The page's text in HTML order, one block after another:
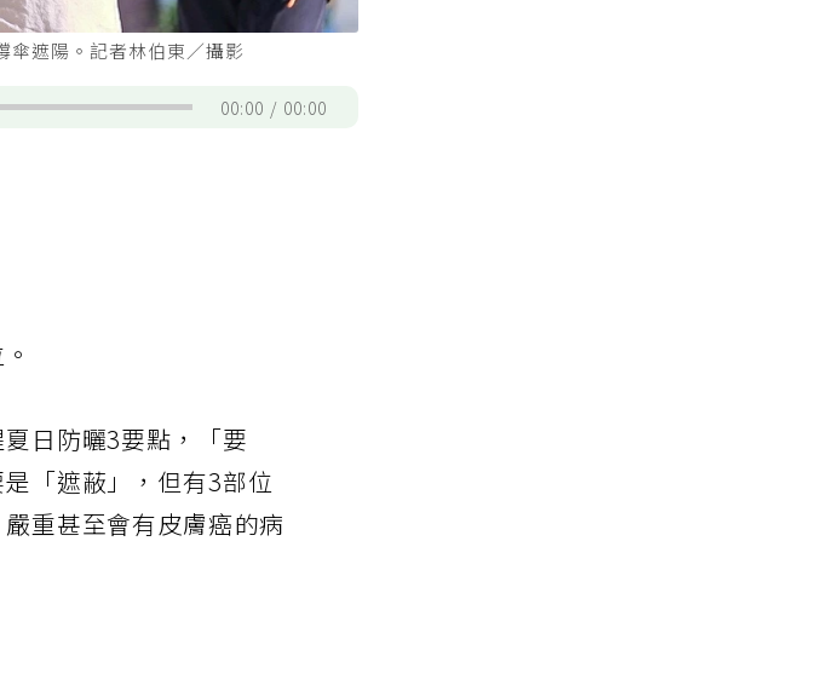
傘遮陽。記者林伯東／攝影
00:00 00:00
日防曬3要點，「要
「遮蔽」，但有3部位
重甚至會有皮膚癌的病